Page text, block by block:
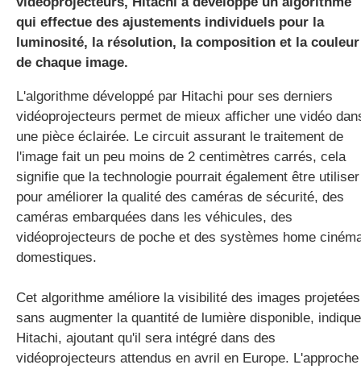
gratuite
qui effectue des ajustements individuels pour la
luminosité, la résolution, la composition et la couleur
de chaque image.
L'algorithme développé par Hitachi pour ses derniers
vidéoprojecteurs permet de mieux afficher une vidéo
une pièce éclairée. Le circuit assurant le traitement de
l'image fait un peu moins de 2 centimètres carrés, cela
signifie que la technologie pourrait également être utiliser
pour améliorer la qualité des caméras de sécurité, des
caméras embarquées dans les véhicules, des
vidéoprojecteurs de poche et des systèmes home
domestiques.
Cet algorithme améliore la visibilité des images projetées
sans augmenter la quantité de lumière disponible, indique
Hitachi, ajoutant qu'il sera intégré dans des
vidéoprojecteurs attendus en avril en Europe. L'approche